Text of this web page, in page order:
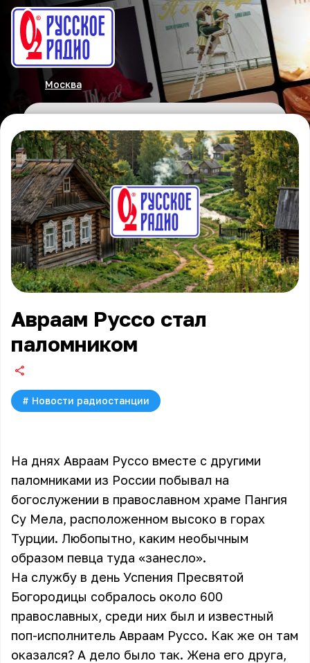
Москва
Авраам Руссо стал
паломником
# Новости радиостанции
На днях Авраам Руссо вместе с другими
паломниками из России побывал на
богослужении в православном храме Пангия
Су Мела, расположенном высоко в горах
Турции. Любопытно, каким необычным
образом певца туда «занесло».
На службу в день Успения Пресвятой
Богородицы собралось около 600
православных, среди них был и известный
поп-исполнитель Авраам Руссо. Как же он там
оказался? А дело было так. Жена его друга,